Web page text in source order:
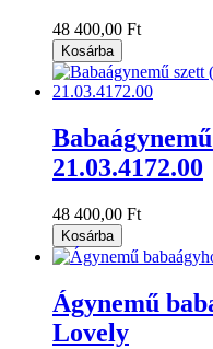
48 400,00 Ft
Kosárba
21.03.4172.00
48 400,00 Ft
Kosárba
Ágynemű
Lovely